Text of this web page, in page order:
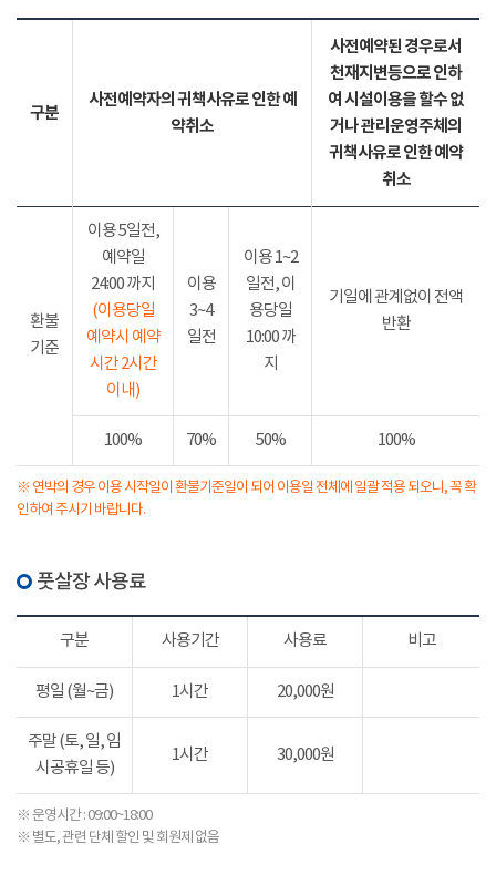
구분
사전예약자의 귀책사유로 인한 예
약취소
사전예약된 경우로서
천재지변등으로 인하
여 시설이용을 할수 없
거나 관리운영주체의
귀책사유로 인한 예약
취소
환불
기준
이용 5일전,
예약일
24:00 까지
(이용당일
예약시 예약
시간 2시간
이내)
이용
3~4
일전
이용 1~2
일전, 이
용당일
10:00 까
지
기일에 관계없이 전액
반환
100% 70% 50% 100%
※ 연박의 경우 이용 시작일이 환불기준일이 되어 이용일 전체에 일괄 적용 되오니, 꼭 확
인하여 주시기 바랍니다.
풋살장 사용료
구분 사용기간 사용료 비고
평일 (월~금) 1시간 20,000원
주말 (토, 일, 임
시공휴일 등)
1시간 30,000원
※ 운영시간 : 09:00~18:00
※ 별도, 관련 단체 할인 및 회원제 없음